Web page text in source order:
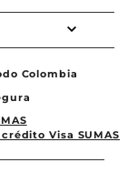
Colombia
Visa SUMAS